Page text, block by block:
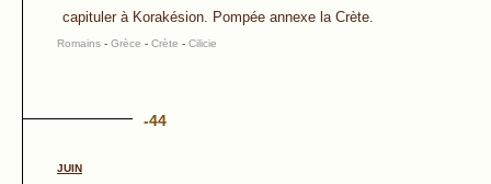
capituler à Korakésion. Pompée annexe la Crète.
Romains - Grèce - Crète - Cilicie
-44
JUIN